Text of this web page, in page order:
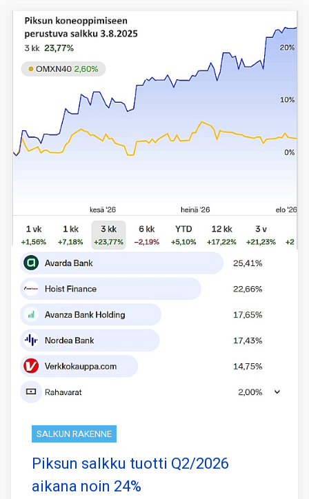
SALKUN RAKENNE
Piksun salkku tuotti Q2/2026
aikana noin 24%